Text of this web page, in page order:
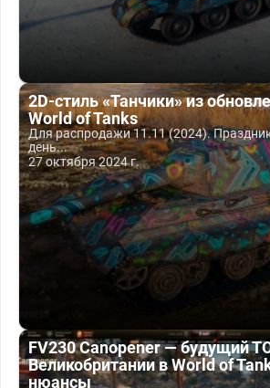
2D-стиль «Танчики» из
World of Tanks
Для распродажи 11.11 (2024).
день...
27 октября 2024 г.
FV230 Canopener — будущий
Великобритании в World of
нюансы